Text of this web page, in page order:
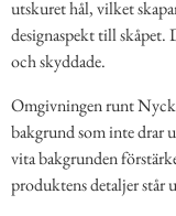
utskuret hål, vilket
designaspekt till skåpet.
och skyddade.
Omgivningen runt
bakgrund som inte drar
vita bakgrunden
produktens detaljer står